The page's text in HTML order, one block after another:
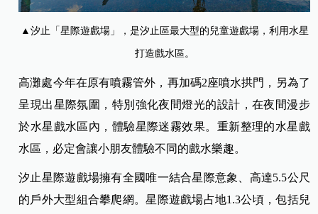
▲汐止「星際遊戲場」，是汐止區最大型的兒童遊戲場，利用水星
打造戲水區。
高灘處今年在原有噴霧管外，再加碼2座噴水拱門，另為了
呈現出星際氛圍，特別強化夜間燈光的設計，在夜間漫步
於水星戲水區內，體驗星際迷霧效果。重新整理的水星戲
水區，必定會讓小朋友體驗不同的戲水樂趣。
汐止星際遊戲場擁有全國唯一結合星際意象、高達5.5公尺
的戶外大型組合攀爬網。星際遊戲場占地1.3公頃，包括兒